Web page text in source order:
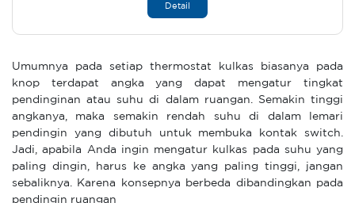
Detail
Umumnya pada setiap thermostat kulkas biasanya pada
knop terdapat angka yang dapat mengatur tingkat
pendinginan atau suhu di dalam ruangan. Semakin tinggi
angkanya, maka semakin rendah suhu di dalam lemari
pendingin yang dibutuh untuk membuka kontak switch.
Jadi, apabila Anda ingin mengatur kulkas pada suhu yang
paling dingin, harus ke angka yang paling tinggi, jangan
sebaliknya. Karena konsepnya berbeda dibandingkan pada
pendingin ruangan